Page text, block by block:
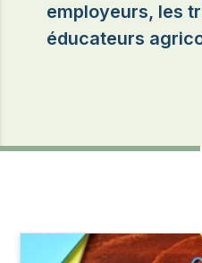
employeurs, les
éducateurs